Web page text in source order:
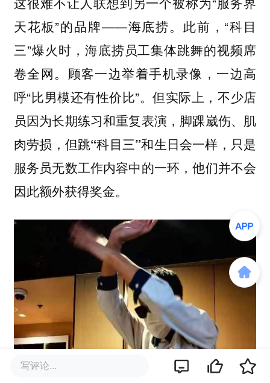
天花板”的品牌——海底捞。此前，“科目
三”爆火时，海底捞员工集体跳舞的视频席
卷全网。顾客一边举着手机录像，一边高
呼“比男模还有性价比”。但实际上，不少店
员因为长期练习和重复表演，脚踝崴伤、肌
肉劳损，但跳“科目三”和生日会一样，只是
服务员无数工作内容中的一环，他们并不会
因此额外获得奖金。
写评论...